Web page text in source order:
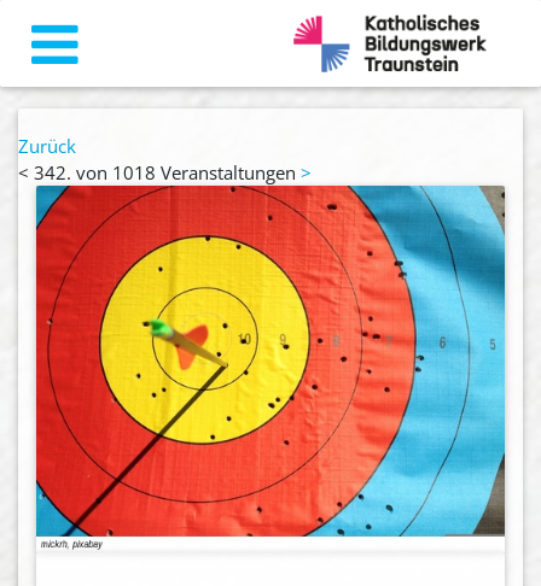
Zurück
< 342. von 1018 Veranstaltungen >